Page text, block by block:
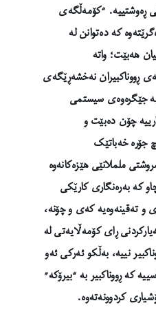
ڕەوشتییە. “کۆمەڵگەی
کە دەتوانن لە
هەبێت؛ واتە
ڕووناکبیران نەخشەڕێگەی
جێگرەوەی سیستمی
چۆن دەبێت و
خەباتێک
ململانێی هێزەکانەوە
کە بەرەنگاری کارێکی
و تەقینەوەیە کەی و چۆنە،
ڕای کۆمەڵایەتی لە
نییە، بەڵکو ئەرکی ئەو
کە ڕووناکبیر بە “بیرۆکە”
کردوونەتەوە.